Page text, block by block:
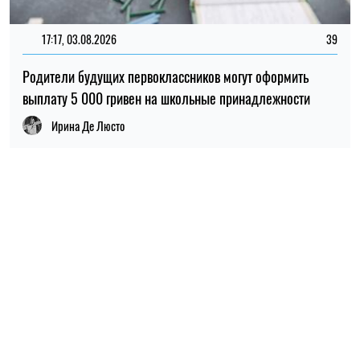
17:17, 03.08.2026 39
Родители будущих первоклассников могут оформить
выплату 5 000 гривен на школьные принадлежности
Ирина Де Люсто